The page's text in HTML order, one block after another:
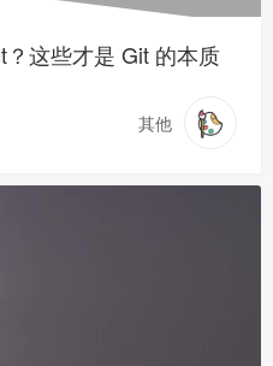
这些才是 Git 的本质
其他